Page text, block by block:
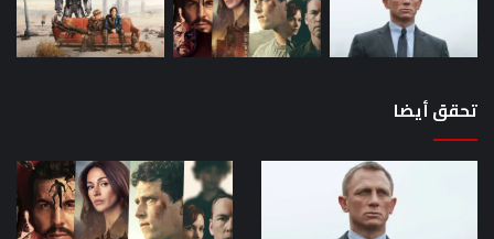
تحقق أيضا